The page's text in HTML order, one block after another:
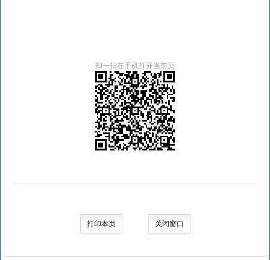
扫一扫在手机打开当前页
打印本页 关闭窗口